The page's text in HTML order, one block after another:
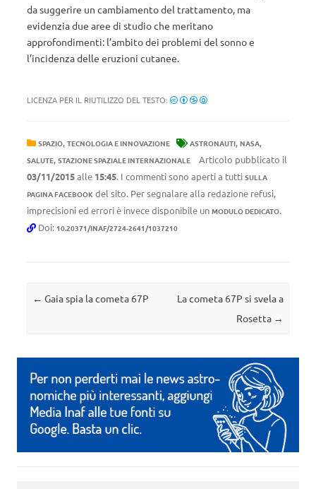
da suggerire un cambiamento del trattamento, ma
evidenzia due aree di studio che meritano
approfondimenti: l’ambito dei problemi del sonno e
l’incidenza delle eruzioni cutanee.
LICENZA PER IL RIUTILIZZO DEL TESTO:
SPAZIO, TECNOLOGIA E INNOVAZIONE ASTRONAUTI, NASA,
SALUTE, STAZIONE SPAZIALE INTERNAZIONALE
Articolo pubblicato il
03/11/2015alle 15:45. I commenti sono aperti a tutti SULLA
PAGINA FACEBOOK del sito. Per segnalare alla redazione refusi,
imprecisioni ed errori è invece disponibile un MODULO DEDICATO.
Doi: 10.20371/INAF/2724-2641/1037210
Navigazione articolo
← Gaia spia la cometa 67P
La cometa 67P si svela a
Rosetta →